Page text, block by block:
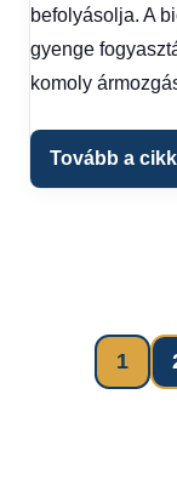
befolyásolja. A
gyenge
komoly
Tovább a
1